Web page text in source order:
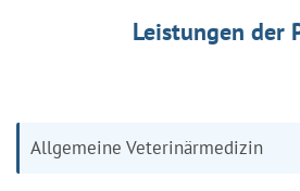
Leistungen der
Allgemeine Veterinärmedizin